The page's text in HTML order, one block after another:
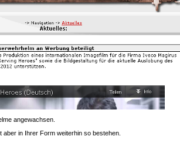
angewachsen.
in Ihrer Form weiterhin so bestehen.